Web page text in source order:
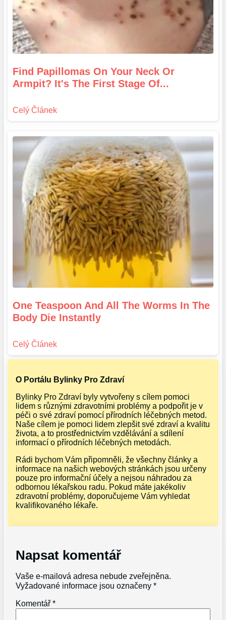
Find Papillomas On Your Neck Or
Armpit? It's The First Stage Of...
One Teaspoon And All The Worms In The
Body Die Instantly
O Portálu Bylinky Pro Zdraví
Bylinky Pro Zdraví byly vytvořeny s cílem pomoci
lidem s různými zdravotními problémy a podpořit je v
péči o své zdraví pomocí přírodních léčebných metod.
Naše cílem je pomoci lidem zlepšit své zdraví a kvalitu
života, a to prostřednictvím vzdělávání a sdílení
informací o přírodních léčebných metodách.
Rádi bychom Vám připomněli, že všechny články a
informace na našich webových stránkách jsou určeny
pouze pro informační účely a nejsou náhradou za
odbornou lékařskou radu. Pokud máte jakékoliv
zdravotní problémy, doporučujeme Vám vyhledat
kvalifikovaného lékaře.
Napsat komentář
Vaše e-mailová adresa nebude zveřejněna.
Vyžadované informace jsou označeny*
Komentář*